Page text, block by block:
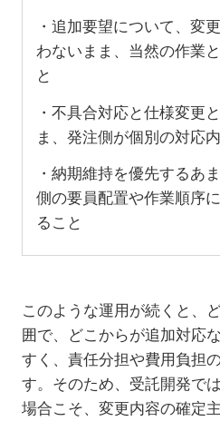
・追加要望について、変
わないまま、当然の作業
と
・不具合対応と仕様変更
ま、発注側が個別の対応
・納期維持を優先するあ
側の要員配置や作業順序
ること
このような運用が続くと、
囲で、どこからが追加対応
すく、責任分担や費用負担
す。そのため、受託開発で
場合こそ、変更内容の確定